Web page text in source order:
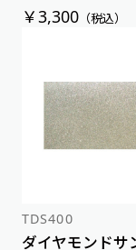
￥3,300（税込）
TDS400
ダイヤモンドサ